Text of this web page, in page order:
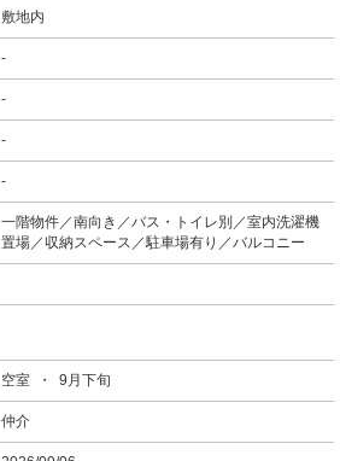
敷地内
-
-
-
-
一階物件／南向き／バス・トイレ別／室内洗濯機
置場／収納スペース／駐車場有り／バルコニー
空室 ・ 9月下旬
仲介